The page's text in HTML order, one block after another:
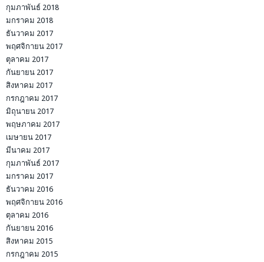
กุมภาพันธ์ 2018
มกราคม 2018
ธันวาคม 2017
พฤศจิกายน 2017
ตุลาคม 2017
กันยายน 2017
สิงหาคม 2017
กรกฎาคม 2017
มิถุนายน 2017
พฤษภาคม 2017
เมษายน 2017
มีนาคม 2017
กุมภาพันธ์ 2017
มกราคม 2017
ธันวาคม 2016
พฤศจิกายน 2016
ตุลาคม 2016
กันยายน 2016
สิงหาคม 2015
กรกฎาคม 2015